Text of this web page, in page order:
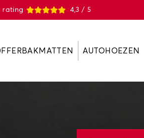
4,3 / 5
AUTOHOEZEN